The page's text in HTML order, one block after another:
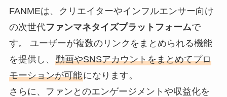
FANMEは、クリエイターやインフルエンサー向け
の次世代ファンマネタイズプラットフォームで
す。 ユーザーが複数のリンクをまとめられる機能
を提供し、 動画やSNSアカウントをまとめてプロ
モーションが可能になります。
さらに、ファンとのエンゲージメントや収益化を